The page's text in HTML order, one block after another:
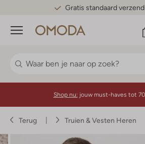
Gratis standaard
Menu
Shop nu: jouw must-haves tot
Terug Truien & Vesten Heren